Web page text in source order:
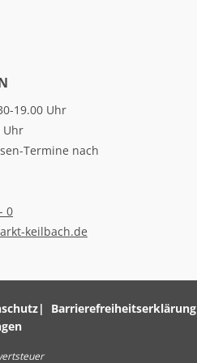
19.00 Uhr
Uhr
Termine nach
0
keilbach.de
Barrierefreiheitserklärung